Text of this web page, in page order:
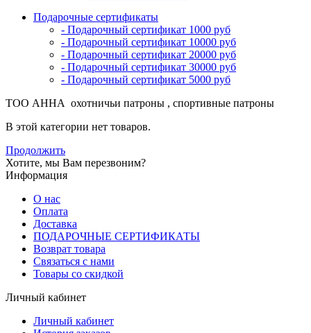
Подарочные сертификаты
- Подарочный сертификат 1000 руб
- Подарочный сертификат 10000 руб
- Подарочный сертификат 20000 руб
- Подарочный сертификат 30000 руб
- Подарочный сертификат 5000 руб
ТОО АННА охотничьи патроны , спортивные патроны
В этой категории нет товаров.
Продолжить
Хотите, мы Вам перезвоним?
Информация
О нас
Оплата
Доставка
ПОДАРОЧНЫЕ СЕРТИФИКАТЫ
Возврат товара
Связаться с нами
Товары со скидкой
Личный кабинет
Личный кабинет